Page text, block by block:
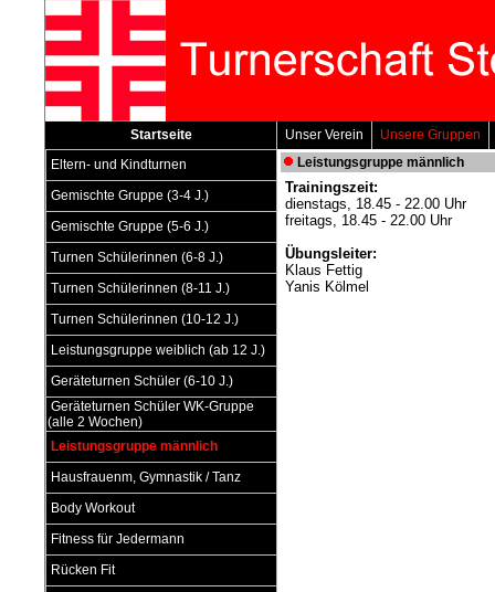
Startseite Unser Verein Unsere Gruppen
Eltern- und Kindturnen
Gemischte Gruppe (3-4 J.)
Gemischte Gruppe (5-6 J.)
Turnen Schülerinnen (6-8 J.)
Turnen Schülerinnen (8-11 J.)
Turnen Schülerinnen (10-12 J.)
Leistungsgruppe weiblich (ab 12 J.)
Geräteturnen Schüler (6-10 J.)
Geräteturnen Schüler WK-Gruppe
(alle 2 Wochen)
Leistungsgruppe männlich
Hausfrauenm, Gymnastik / Tanz
Body Workout
Fitness für Jedermann
Rücken Fit
Leistungsgruppe männlich
Trainingszeit:
dienstags, 18.45 - 22.00 Uhr
freitags, 18.45 - 22.00 Uhr
Übungsleiter:
Klaus Fettig
Yanis Kölmel